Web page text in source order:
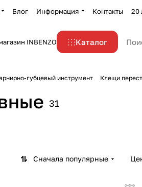
Блог Информация Контакты 20
INBENZO Каталог
губцевый инструмент Клещи
31
Сначала популярные